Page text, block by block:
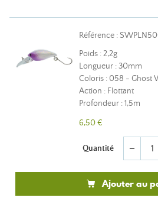
Référence :
Poids : 2,2g
Longueur : 30mm
Coloris : 058 - Ghost
Action : Flottant
Profondeur : 1,5m
6,50 €
Quantité remove
Ajouter au